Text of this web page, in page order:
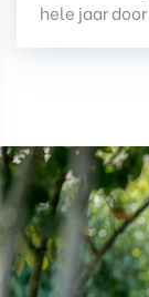
hele jaar